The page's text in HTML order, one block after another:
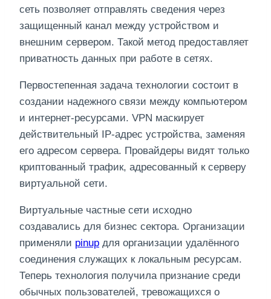
сеть позволяет отправлять сведения через
защищенный канал между устройством и
внешним сервером. Такой метод предоставляет
приватность данных при работе в сетях.
Первостепенная задача технологии состоит в
создании надежного связи между компьютером
и интернет-ресурсами. VPN маскирует
действительный IP-адрес устройства, заменяя
его адресом сервера. Провайдеры видят только
криптованный трафик, адресованный к серверу
виртуальной сети.
Виртуальные частные сети исходно
создавались для бизнес сектора. Организации
применяли pinup для организации удалённого
соединения служащих к локальным ресурсам.
Теперь технология получила признание среди
обычных пользователей, тревожащихся о